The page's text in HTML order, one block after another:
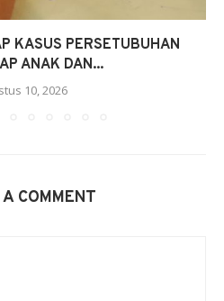
KASUS PERSETUBUHAN
ANAK DAN...
10, 2026
COMMENT